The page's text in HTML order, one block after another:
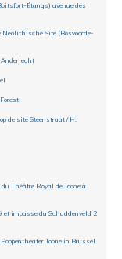
Étangs) avenue des
Site (Bosvoorde-
de site Steenstraat / H.
Théâtre Royal de Toone à
et impasse du Schuddenveld 2
Toone in Brussel